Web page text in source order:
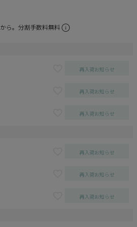
から。分割手数料無料
再入荷お知らせ
再入荷お知らせ
再入荷お知らせ
再入荷お知らせ
再入荷お知らせ
再入荷お知らせ